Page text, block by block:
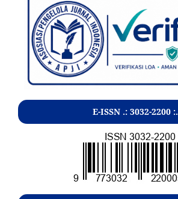
E-ISSN .: 3032-2200:.